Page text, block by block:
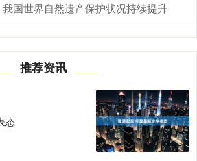
国世界自然遗产保护状况持续提升
推荐资讯
态